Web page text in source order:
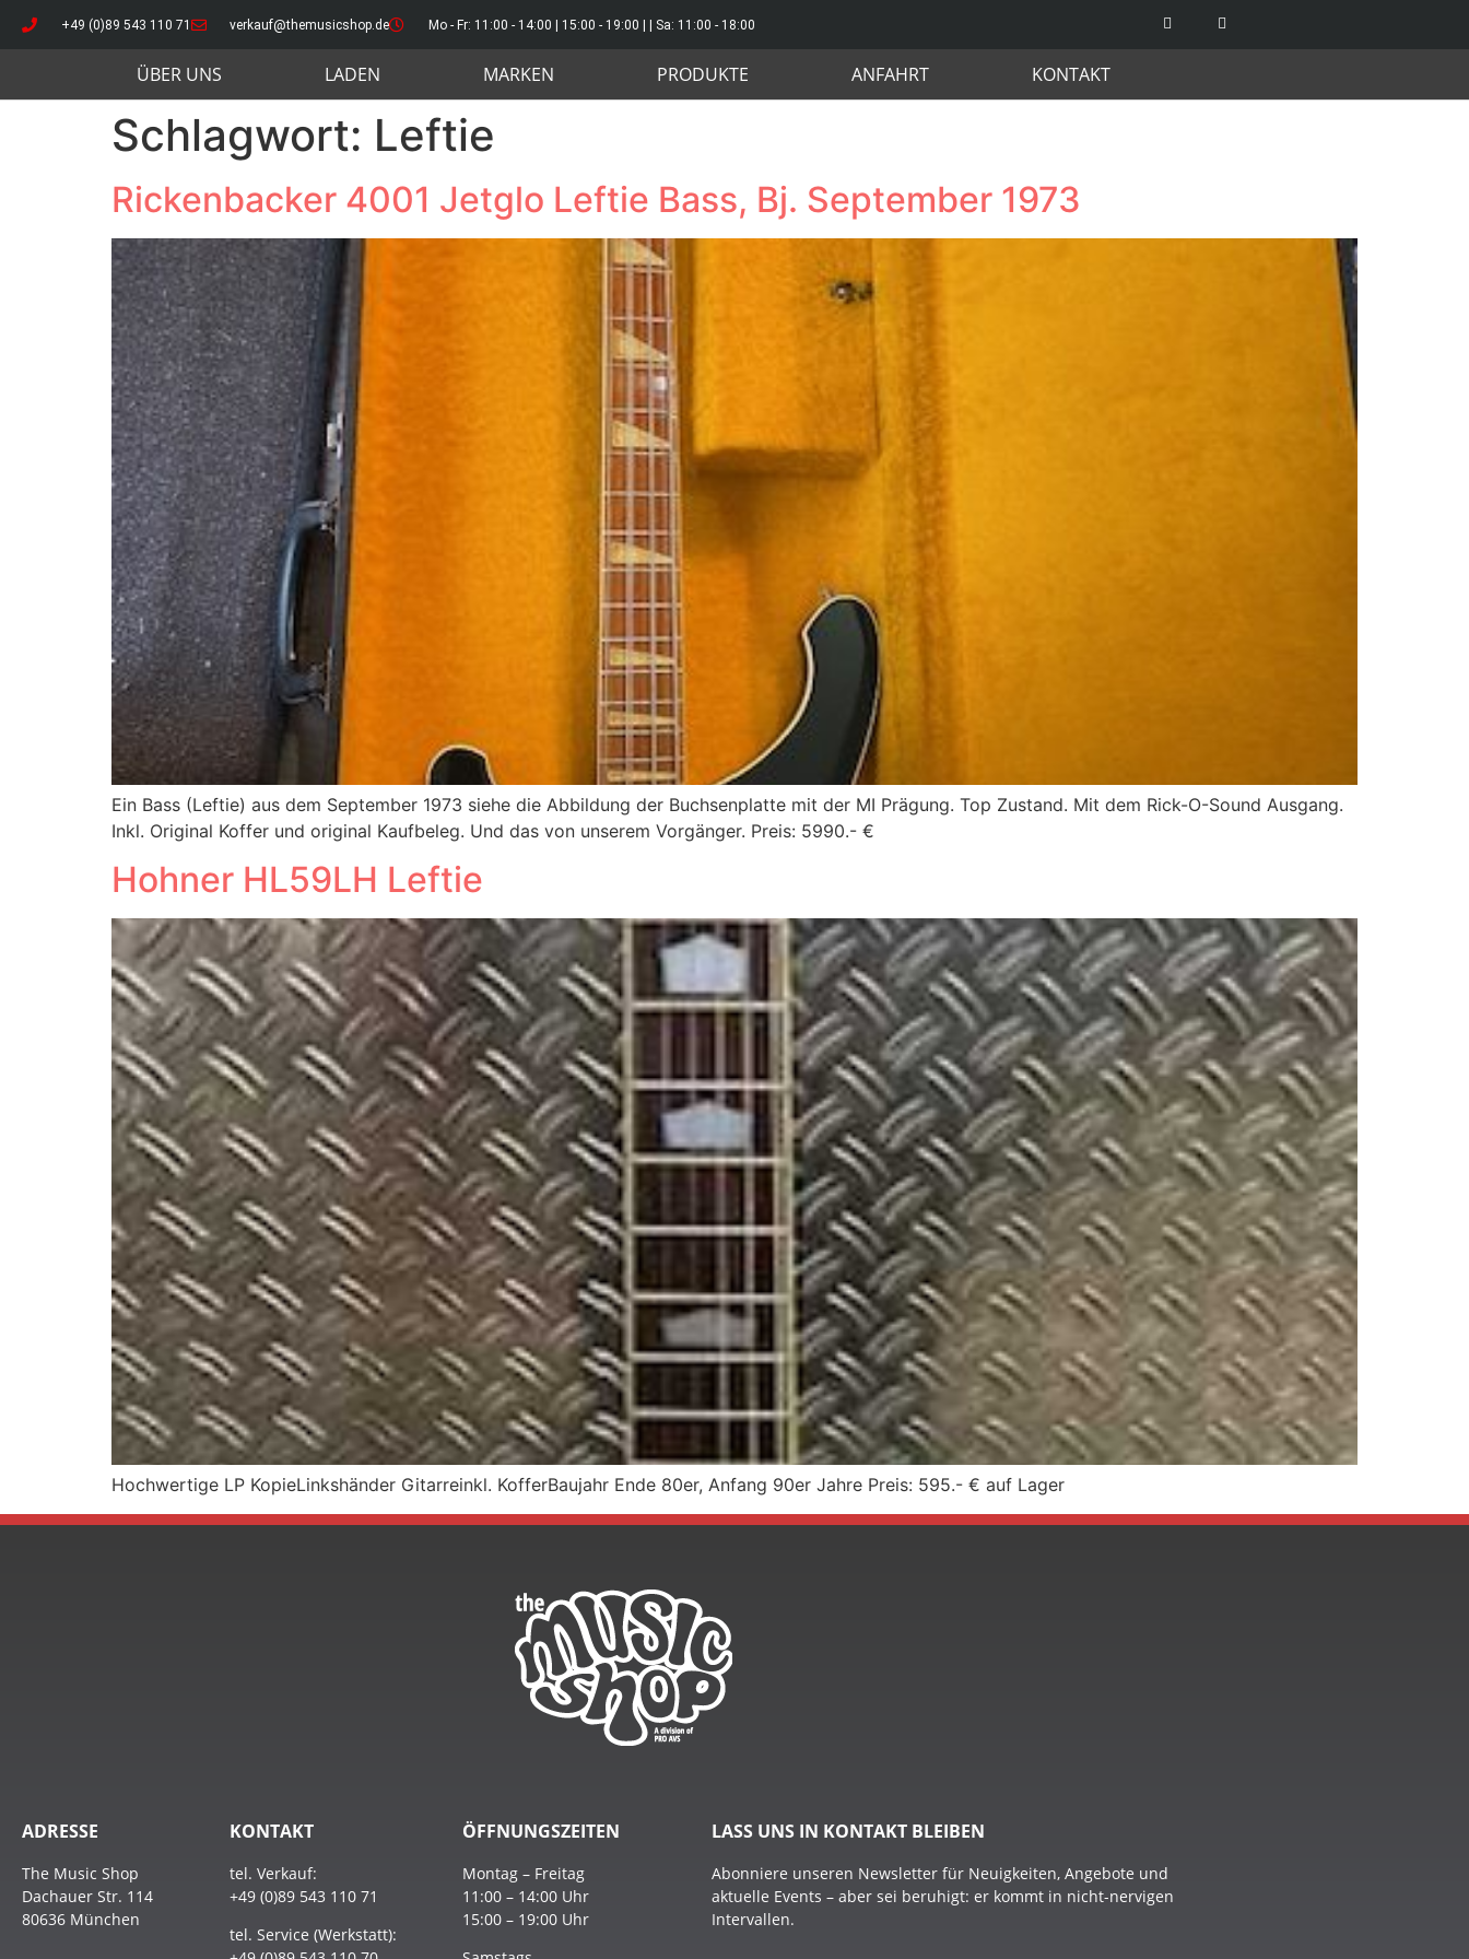
+49 (0)89 543 110 71 verkauf@themusicshop.de Mo - Fr: 11:00 - 14:00 | 15:00 - 19:00 | | Sa: 11:00 - 18:00
ÜBER UNS LADEN MARKEN PRODUKTE ANFAHRT KONTAKT
Schlagwort: Leftie
Rickenbacker 4001 Jetglo Leftie Bass, Bj. September 1973
Ein Bass (Leftie) aus dem September 1973 siehe die Abbildung der Buchsenplatte mit der MI Prägung. Top Zustand. Mit dem Rick-O-Sound Ausgang.
Inkl. Original Koffer und original Kaufbeleg. Und das von unserem Vorgänger. Preis: 5990.- €
Hohner HL59LH Leftie
Hochwertige LP KopieLinkshänder Gitarreinkl. KofferBaujahr Ende 80er, Anfang 90er Jahre Preis: 595.- € auf Lager
ADRESSE
The Music Shop
Dachauer Str. 114
80636 München
KONTAKT
tel. Verkauf:
+49 (0)89 543 110 71
tel. Service (Werkstatt):
ÖFFNUNGSZEITEN
Montag – Freitag
11:00 – 14:00 Uhr
15:00 – 19:00 Uhr
LASS UNS IN KONTAKT BLEIBEN
Abonniere unseren Newsletter für Neuigkeiten, Angebote und
aktuelle Events – aber sei beruhigt: er kommt in nicht-nervigen
Intervallen.